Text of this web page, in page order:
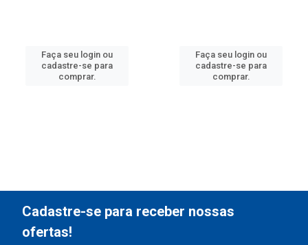
Faça seu login ou
cadastre-se para
comprar.
Faça seu login ou
cadastre-se para
comprar.
Cadastre-se para receber nossas
ofertas!